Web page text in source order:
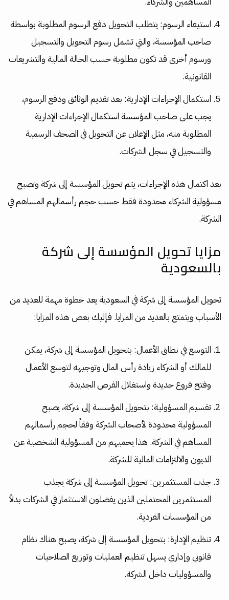
استيفاء الرسوم: يتطلب التحويل دفع الرسوم المطلوبة بواسطة
صاحب المؤسسة، والتي تشمل رسوم التحويل والتسجيل
ورسوم أخرى قد تكون مطلوبة حسب الحالة المالية والتشريعات
القانونية.
استكمال الإجراءات الإدارية: بعد تقديم الوثائق ودفع الرسوم،
يجب على صاحب المؤسسة استكمال الإجراءات الإدارية
المطلوبة منه، مثل الإعلان عن التحويل في الصحف الرسمية
والتسجيل في سجل الشركات.
بعد اكتمال هذه الإجراءات، يتم تحويل المؤسسة إلى شركة وتصبح
مسؤولية الشركاء محدودة فقط حسب حجم رأسمالهم المساهم في
الشركة.
مزايا تحويل المؤسسة إلى شركة
بالسعودية
تحويل المؤسسة إلى شركة في السعودية يعد خطوة مهمة للعديد من
الأسباب ويتمتع بالعديد من المزايا. فإليك بعض هذه المزايا:
التوسع في نطاق الأعمال: بتحويل المؤسسة إلى شركة، يمكن
للمالك أو الشركاء زيادة رأس المال وتوجيهه لتوسع الأعمال
وفتح فروع جديدة واستغلال الفرص الجديدة.
تقسيم المسؤولية: بتحويل المؤسسة إلى شركة، يصبح
المسؤولية محدودة لأصحاب الشركة وفقاً لحجم رأسمالهم
المساهم في الشركة. هذا يحميهم من المسؤولية الشخصية عن
الديون والالتزامات المالية للشركة.
جذب المستثمرين: تحويل المؤسسة إلى شركة يجذب
المستثمرين المحتملين الذين يفضلون الاستثمار في الشركات بدلاً
من المؤسسات الفردية.
تنظيم الإدارة: بتحويل المؤسسة إلى شركة، يصبح هناك نظام
قانوني وإداري يسهل تنظيم العمليات وتوزيع الصلاحيات
والمسؤوليات داخل الشركة.